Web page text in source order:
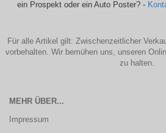
ein Prospekt oder ein Auto Poster? -
Für alle Artikel gilt: Zwischenzeitlicher
vorbehalten. Wir bemühen uns, unseren
zu halten.
MEHR ÜBER...
Impressum